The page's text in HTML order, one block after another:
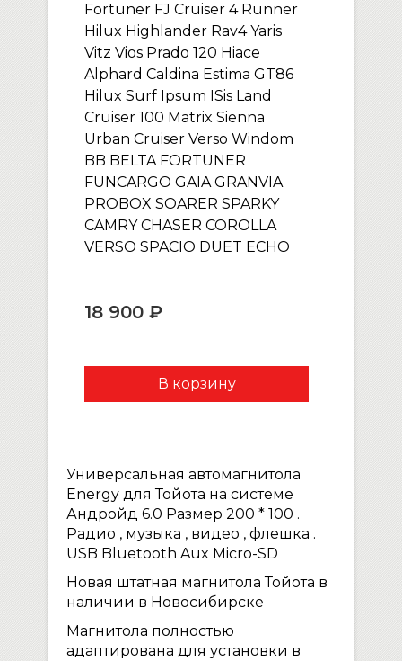
Fortuner FJ Cruiser 4 Runner
Hilux Highlander Rav4 Yaris
Vitz Vios Prado 120 Hiace
Alphard Caldina Estima GT86
Hilux Surf Ipsum ISis Land
Cruiser 100 Matrix Sienna
Urban Cruiser Verso Windom
BB BELTA FORTUNER
FUNCARGO GAIA GRANVIA
PROBOX SOARER SPARKY
CAMRY CHASER COROLLA
VERSO SPACIO DUET ECHO
18 900 ₽
Универсальная автомагнитола
Energy для Тойота на системе
Андройд 6.0 Размер 200 * 100 .
Радио , музыка , видео , флешка .
USB Bluetooth Aux Micro-SD
Новая штатная магнитола Тойота в
наличии в Новосибирске
Магнитола полностью
адаптирована для установки в